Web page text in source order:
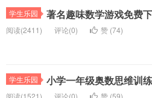
学生乐园 著名趣味数学游戏免费
阅读(2411) 评论(0) 赞 (74)
学生乐园 小学一年级奥数思维训练
阅读(1521) 评论(0) 赞 (59)